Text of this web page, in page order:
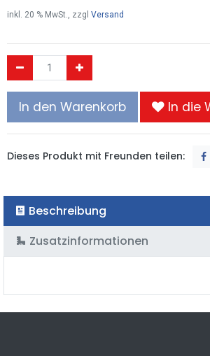
inkl. 20 % MwSt., zzgl Versand
In den Warenkorb In die
Dieses Produkt mit Freunden teilen:
Beschreibung
Zusatzinformationen